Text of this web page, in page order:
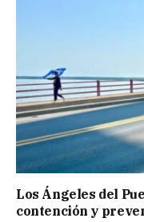
Los Ángeles del
contención y